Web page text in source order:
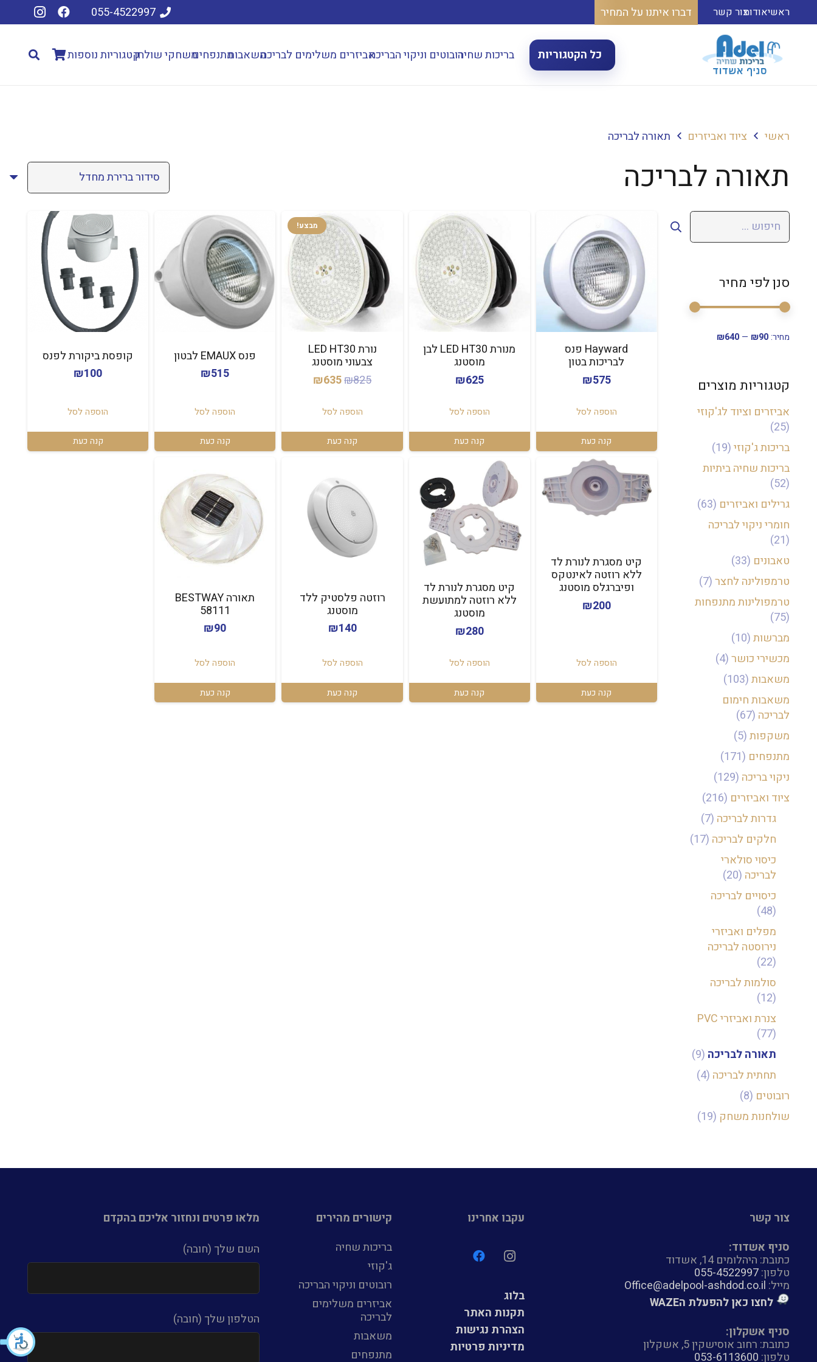
ראשיאודותצור קשר דברו איתנו על המחיר 055-4522997
כל הקטגוריות בריכות שחיהרובוטים וניקוי הבריכהאביזרים משלימים לבריכהמשאבותמתנפחיםמשחקי שולחןקטגוריות נוספות
ראשי ציוד ואביזרים תאורה לבריכה
תאורה לבריכה
חיפוש:
סנן לפי מחיר
מחיר:₪90
—
₪640
קטגוריות מוצרים
אביזרים וציוד לג'קוזי
(25)
בריכות ג'קוזי(19)
בריכות שחיה ביתיות
(52)
גרילים ואביזרים (63)
חומרי ניקוי לבריכה
(21)
טאבונים (33)
טרמפולינה לחצר(7)
טרמפולינות מתנפחות
(75)
מברשות(10)
מכשירי כושר(4)
משאבות(103)
משאבות חימום
לבריכה (67)
משקפות(5)
מתנפחים (171)
ניקוי בריכה (129)
ציוד ואביזרים (216)
גדרות לבריכה (7)
חלקים לבריכה (17)
כיסוי סולארי
לבריכה (20)
כיסויים לבריכה
(48)
מפלים ואביזרי
נירוסטה לבריכה
(22)
סולמות לבריכה
(12)
צנרת ואביזרי PVC
(77)
תאורה לבריכה (9)
תחתית לבריכה (4)
רובוטים (8)
שולחנות משחק (19)
Hayward פנס
לבריכות בטון
₪575
הוספה לסל
קנה כעת
מנורת LED HT30 לבן
מוסטנג
₪625
הוספה לסל
קנה כעת
מבצע!
נורת LED HT30
צבעוני מוסטנג
₪825
המחיר
היה:
₪825.
₪635
המחיר
₪635.
הוספה לסל
קנה כעת
פנס EMAUX לבטון
₪515
הוספה לסל
קנה כעת
קופסת ביקורת לפנס
₪100
הוספה לסל
קנה כעת
קיט מסגרת לנורת לד
ללא רוזטה לאינטקס
ופיברגלס מוסטנג
₪200
הוספה לסל
קנה כעת
קיט מסגרת לנורת לד
ללא רוזטה למתועשת
מוסטנג
₪280
הוספה לסל
קנה כעת
רוזטה פלסטיק ללד
מוסטנג
₪140
הוספה לסל
קנה כעת
תאורה BESTWAY
58111
₪90
הוספה לסל
קנה כעת
צור קשר
סניף אשדוד:
כתובת: היהלומים 14, אשדוד
טלפון:055-4522997
מייל: Office@adelpool-ashdod.co.il
לחצו כאן להפעלת הWAZE
סניף אשקלון:
כתובת: רחוב אוסישקין 5, אשקלון
טלפון: 053-6113600
עקבו אחרינו
בלוג
תקנות האתר
הצהרת נגישות
מדיניות פרטיות
קישורים מהירים
בריכות שחיה
ג'קוזי
רובוטים וניקוי הבריכה
אביזרים משלימים
לבריכה
משאבות
מתנפחים
מלאו פרטים ונחזור אליכם בהקדם
השם שלך (חובה)
הטלפון שלך (חובה)